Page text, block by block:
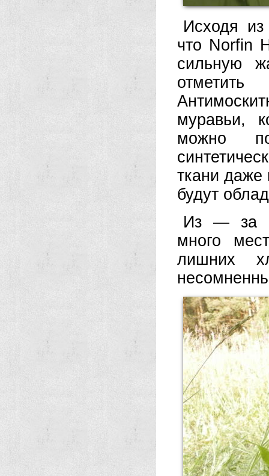
Исходя из
что Norfin
сильную
отметить
муравьи,
можно
ткани даже
будут
Из — за
много
лишних